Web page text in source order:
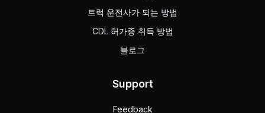
트럭 운전사가 되는 방법
CDL 허가증 취득 방법
블로그
Support
Feedback